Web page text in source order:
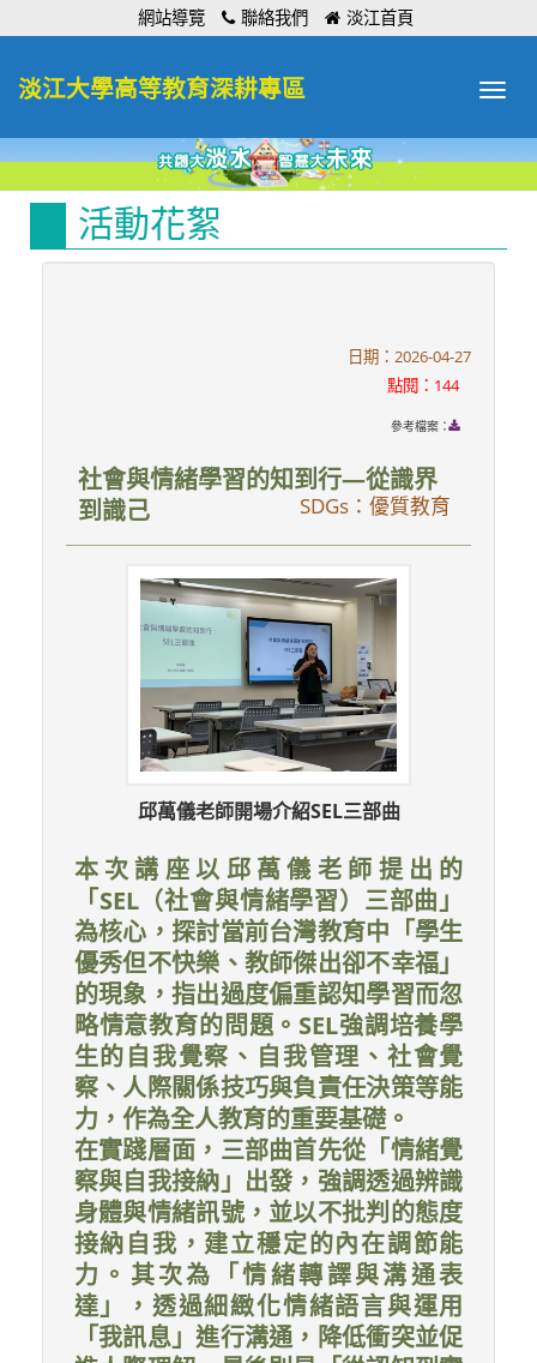
網站導覽 聯絡我們 淡江首頁
Toggle
淡江大學高等教育深耕專區
活動花絮
日期：2026-04-27
點閱：144
參考檔案：
社會與情緒學習的知到行—從識界
到識己
SDGs：優質教育
邱萬儀老師開場介紹SEL三部曲
本次講座以邱萬儀老師提出的
「SEL（社會與情緒學習）三部曲」
為核心，探討當前台灣教育中「學生
優秀但不快樂、教師傑出卻不幸福」
的現象，指出過度偏重認知學習而忽
略情意教育的問題。SEL強調培養學
生的自我覺察、自我管理、社會覺
察、人際關係技巧與負責任決策等能
力，作為全人教育的重要基礎。
在實踐層面，三部曲首先從「情緒覺
察與自我接納」出發，強調透過辨識
身體與情緒訊號，並以不批判的態度
接納自我，建立穩定的內在調節能
力。其次為「情緒轉譯與溝通表
達」，透過細緻化情緒語言與運用
「我訊息」進行溝通，降低衝突並促